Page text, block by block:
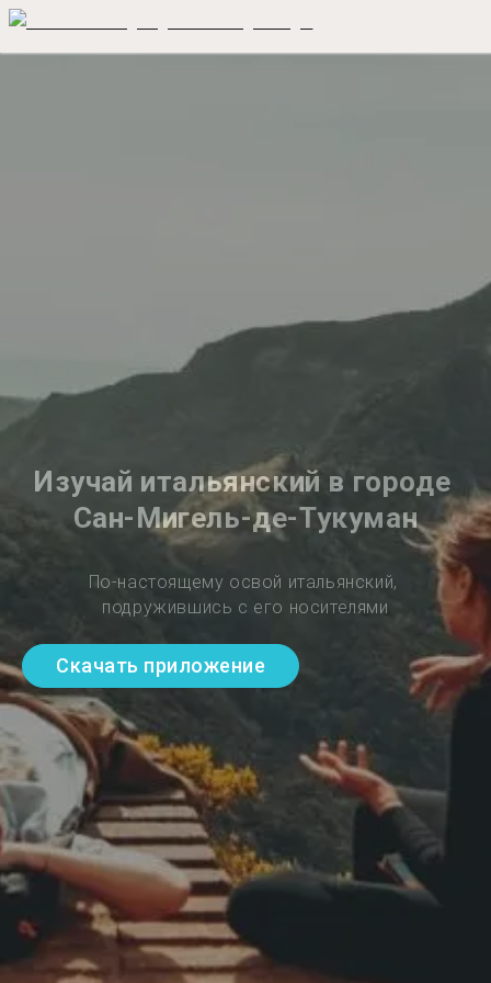
Изучай итальянский в городе
Сан-Мигель-де-Тукуман
По-настоящему освой итальянский,
подружившись с его носителями
Скачать приложение